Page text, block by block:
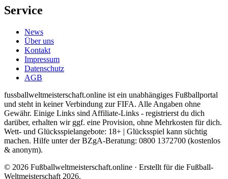
Service
News
Über uns
Kontakt
Impressum
Datenschutz
AGB
fussballweltmeisterschaft.online ist ein unabhängiges Fußballportal
und steht in keiner Verbindung zur FIFA. Alle Angaben ohne
Gewähr. Einige Links sind Affiliate-Links - registrierst du dich
darüber, erhalten wir ggf. eine Provision, ohne Mehrkosten für dich.
Wett- und Glücksspielangebote: 18+ | Glücksspiel kann süchtig
machen. Hilfe unter der BZgA-Beratung: 0800 1372700 (kostenlos
& anonym).
© 2026 Fußballweltmeisterschaft.online · Erstellt für die Fußball-
Weltmeisterschaft 2026.